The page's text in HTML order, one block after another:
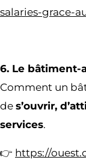
salaries-grace-
6. Le bâtiment-
Comment un
de s’ouvrir,
services.
👉 https://